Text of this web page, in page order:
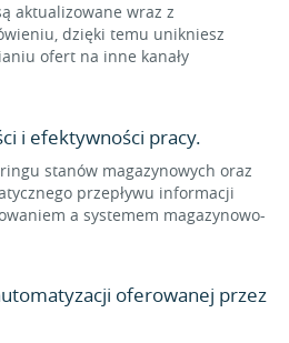
aktualizowane wraz z
dzięki temu unikniesz
ofert na inne kanały
i efektywności pracy.
stanów magazynowych oraz
przepływu informacji
a systemem magazynowo-
oferowanej przez